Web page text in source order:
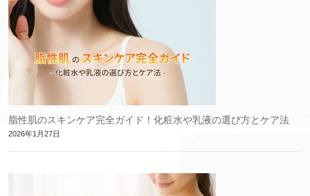
脂性肌のスキンケア完全ガイド！化粧水や乳液の選び方とケア法
2026年1月27日